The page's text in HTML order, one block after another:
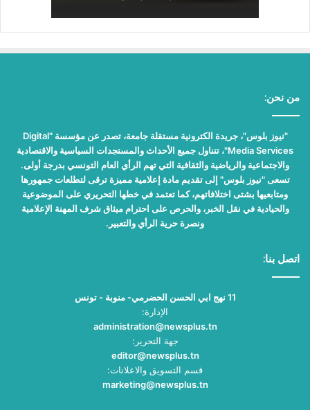
من نحن:
"نيوز بلوس"، جريدة الكترونية مستقلة جامعة، تصدر عن مؤسسة "Digital
Media Services"، تتناول جميع الأحداث والمستجدات السياسية والاقتصادية
والاجتماعية والرياضية والثقافية التي تهم الرأي العام التونسي بدرجة أولى.
تسعى "نيوز بلوس" إلى تقديم مادة إعلامية مميزة ترقى لتطلعات جمهورها
ومتابعيها بشتى اختلافاتهم، كما تعتمد في خطها التحريري على الموضوعية
والحيادية في نقل الخبر، والحرص على احترام ميثاق شرف المهنة الإعلامية
ونصرة حرية الرأي والتعبير.
اتصل بنا:
11 نهج ابي الحسن الحضرمي- منوبة - تونس
الإدارة:
administration@newsplus.tn
جهة التحرير:
editor@newsplus.tn
قسم التسويق والاعلانات:
marketing@newsplus.tn